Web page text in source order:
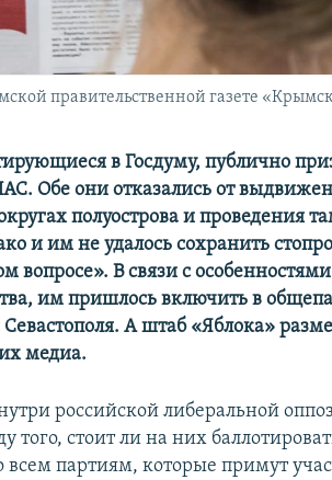
правительственной газете
в Госдуму, публично
Обе они отказались от
полуострова и проведения
и им не удалось сохранить
В связи с
им пришлось включить в
А штаб «Яблока»
медиа.
российской либеральной
того, стоит ли на них
всем партиям, которые примут